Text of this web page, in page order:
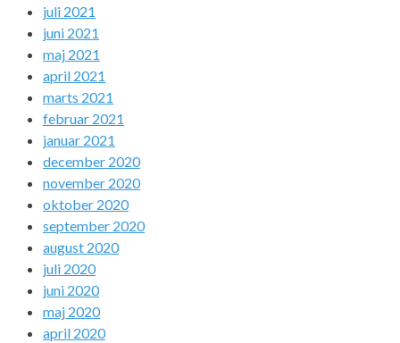
juli 2021
juni 2021
maj 2021
april 2021
marts 2021
februar 2021
januar 2021
december 2020
november 2020
oktober 2020
september 2020
august 2020
juli 2020
juni 2020
maj 2020
april 2020